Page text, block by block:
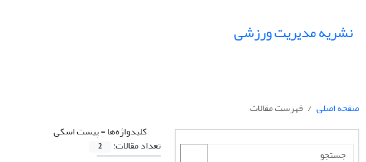
نشریه مدیریت ورزشی
صفحه اصلی
فهرست مقالات
کلیدواژه‌ها =پیست اسکی
تعداد مقالات:
2